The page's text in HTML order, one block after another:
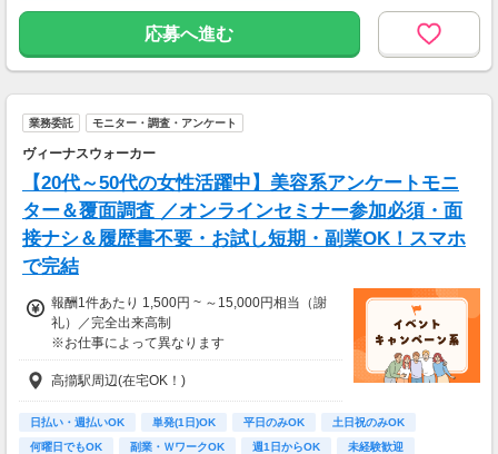
◆交通費全額支給
※試用期間6か月あり、試用期間後と同条件
応募へ進む
業務委託 モニター・調査・アンケート
ヴィーナスウォーカー
【20代～50代の女性活躍中】美容系アンケートモニ
ター＆覆面調査 ／オンラインセミナー参加必須・面
接ナシ＆履歴書不要・お試し短期・副業OK！スマホ
で完結
報酬1件あたり 1,500円 ~ ～15,000円相当（謝
礼）／完全出来高制
※お仕事によって異なります
※アンケート回答後、内容確認・承認を経て謝
礼をお支払いします
【お仕事の一例】
◆ 美容サプリのお試しモニター
高擶駅周辺(在宅OK！)
日払い・週払いOK 単発(1日)OK 平日のみOK
土日祝のみOK
何曜日でもOK
副業・ＷワークOK 週1日からOK
未経験歓迎